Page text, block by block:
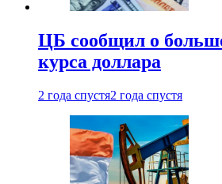
ЦБ сообщил о
курса доллара
2 года спустя2 года спустя